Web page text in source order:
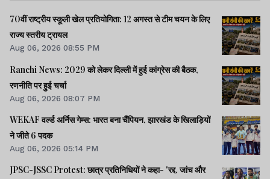
70वीं राष्ट्रीय स्कूली खेल प्रतियोगिता: 12 अगस्त से टीम चयन के लिए
राज्य स्तरीय ट्रायल
Aug 06, 2026 08:55 PM
Ranchi News: 2029 को लेकर दिल्ली में हुई कांग्रेस की बैठक,
रणनीति पर हुई चर्चा
Aug 06, 2026 08:07 PM
WEKAF वर्ल्ड अर्निस गेम्स: भारत बना चैंपियन, झारखंड के खिलाड़ियों
ने जीते 6 पदक
Aug 06, 2026 05:14 PM
JPSC-JSSC Protest: छात्र प्रतिनिधियों ने कहा- 'रद्द, जांच और